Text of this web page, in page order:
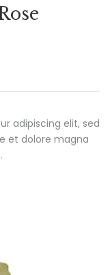
adipiscing elit, sed
et dolore magna